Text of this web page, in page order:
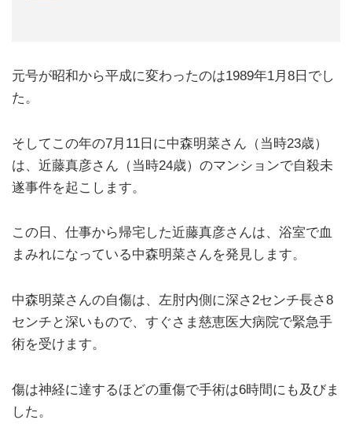
元号が昭和から平成に変わったのは1989年1月8日でし
た。
そしてこの年の7月11日に中森明菜さん（当時23歳）
は、近藤真彦さん（当時24歳）のマンションで自殺未
遂事件を起こします。
この日、仕事から帰宅した近藤真彦さんは、浴室で血
まみれになっている中森明菜さんを発見します。
中森明菜さんの自傷は、左肘内側に深さ2センチ長さ8
センチと深いもので、すぐさま慈恵医大病院で緊急手
術を受けます。
傷は神経に達するほどの重傷で手術は6時間にも及びま
した。